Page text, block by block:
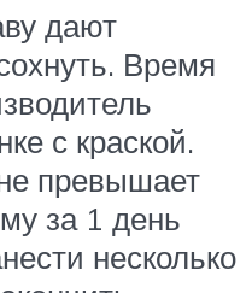
дают
Время
с краской.
превышает
за 1 день
несколько